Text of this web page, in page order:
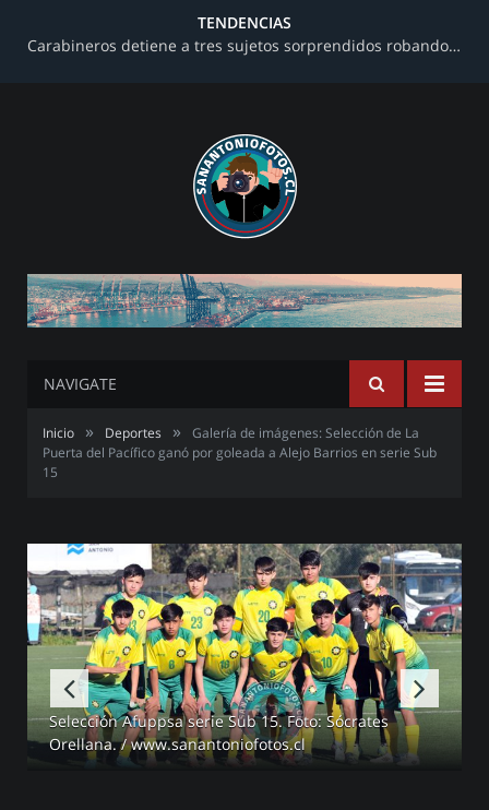
TENDENCIAS
Carabineros detiene a tres sujetos sorprendidos robando al interior de una farmacia en avenida Barros Luco
NAVIGATE
Inicio » Deportes »
Galería de imágenes: Selección de La
Puerta del Pacífico ganó por goleada a Alejo Barrios en serie Sub
15
Selección Afuppsa serie Sub 15. Foto: Sócrates
Orellana. / www.sanantoniofotos.cl